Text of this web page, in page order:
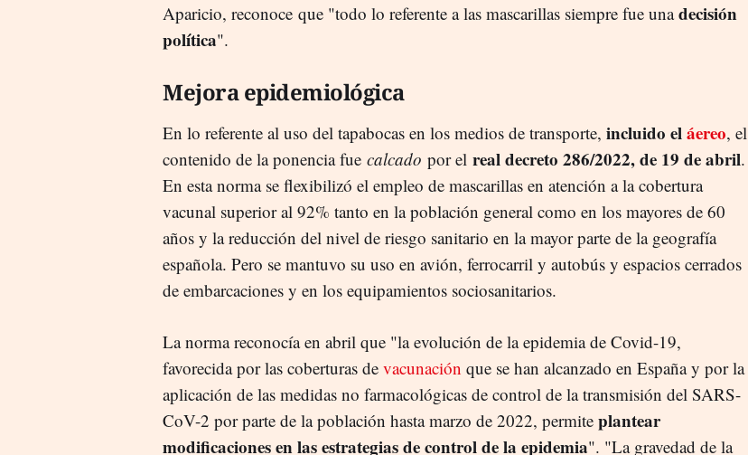
Aparicio, reconoce que "todo lo referente a las mascarillas siempre fue unadecisión
política".
Mejora epidemiológica
En lo referente al uso del tapabocas en los medios de transporte, incluido eláereo, el
contenido de la ponencia fue calcado por el real decreto 286/2022, de 19 de abril.
En esta norma se flexibilizó el empleo de mascarillas en atención a la cobertura
vacunal superior al 92% tanto en la población general como en los mayores de 60
años y la reducción del nivel de riesgo sanitario en la mayor parte de la geografía
española. Pero se mantuvo su uso en avión, ferrocarril y autobús y espacios cerrados
de embarcaciones y en los equipamientos sociosanitarios.
La norma reconocía en abril que "la evolución de la epidemia de Covid-19,
favorecida por las coberturas de vacunación que se han alcanzado en España y por la
aplicación de las medidas no farmacológicas de control de la transmisión del SARS-
CoV-2 por parte de la población hasta marzo de 2022, permite plantear
modificaciones en las estrategias de control de la epidemia". "La gravedad de la